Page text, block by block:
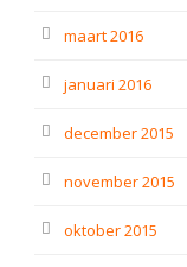
maart 2016
januari 2016
december 2015
november 2015
oktober 2015